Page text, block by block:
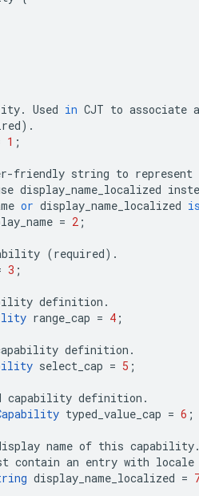
. Used in CJT to associate a
) .
1 ;
-friendly string to represent
display_name_localized
or display_name_localized
= 2 ;
(required) .
3 ;
definition .
range_cap = 4 ;
definition .
select_cap = 5 ;
capability definition .
typed_value_cap = 6 ;
name of this capability
contain an entry with locale
display_name_localized =